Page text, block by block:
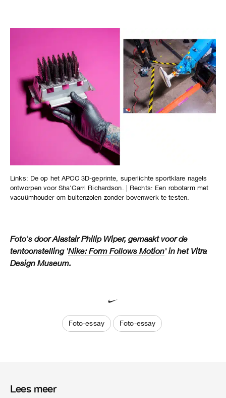
Links: De op het APCC 3D-geprinte, superlichte sportklare nagels
ontworpen voor Sha'Carri Richardson. | Rechts: Een robotarm met
vacuümhouder om buitenzolen zonder bovenwerk te testen.
Foto's doorAlastair Philip Wiper, gemaakt voor de
tentoonstelling 'Nike: Form Follows Motion' in het Vitra
Design Museum.
Foto-essay Foto-essay
Lees meer